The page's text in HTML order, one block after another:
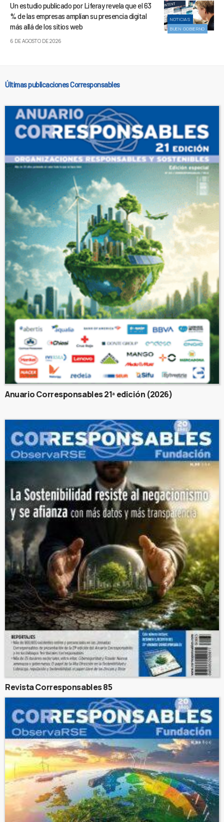
NOTICIAS
BUEN GOBIERNO
Un estudio publicado por Liferay revela que el 63
% de las empresas amplían su presencia digital
más allá de los sitios web
6 DE AGOSTO DE 2026
Últimas publicaciones Corresponsables
Anuario Corresponsables 21ª edición (2026)
Revista Corresponsables 85